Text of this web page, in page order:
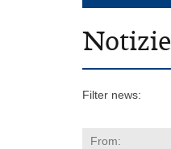
Notizie
Filter news: